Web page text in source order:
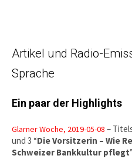
Artikel und Radio-
Sprache
Ein paar der Highlights
Glarner Woche, 2019-05-08 –
und 3 “Die Vorsitzerin – Wie
Schweizer Bankkultur pflegt”